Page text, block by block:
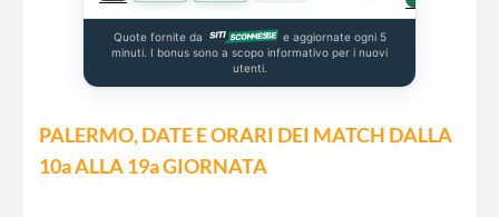
Quote fornite da
e aggiornate ogni 5
minuti. I bonus sono a scopo informativo per i nuovi
utenti.
PALERMO, DATE E ORARI DEI MATCH DALLA
10a ALLA 19a GIORNATA